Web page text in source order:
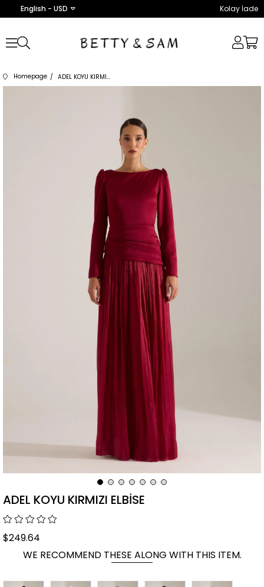
English - USD Kolay İade
Homepage ADEL KOYU KIRMIZI ELBİSE
ADEL KOYU KIRMIZI ELBİSE
$249.64
WE RECOMMEND THESE ALONG WITH THIS ITEM.